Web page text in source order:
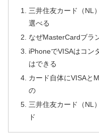
三井住友カード（NL
選べる
なぜMasterCardブラ
iPhoneでVISAはコン
はできる
カード自体にVISAと
の
三井住友カード（NL
ド